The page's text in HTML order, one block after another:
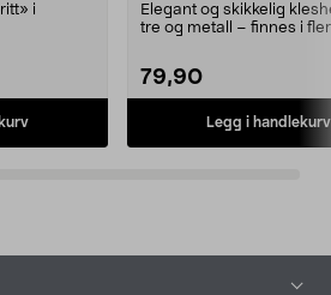
i
Elegant og skikkelig
tre og metall – finnes i
79,90
Legg i handlekurv